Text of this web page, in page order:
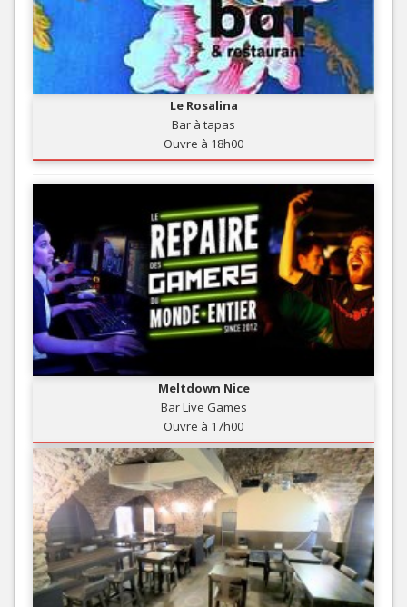
Le Rosalina
Bar à tapas
Ouvre à 18h00
Meltdown Nice
Bar Live Games
Ouvre à 17h00